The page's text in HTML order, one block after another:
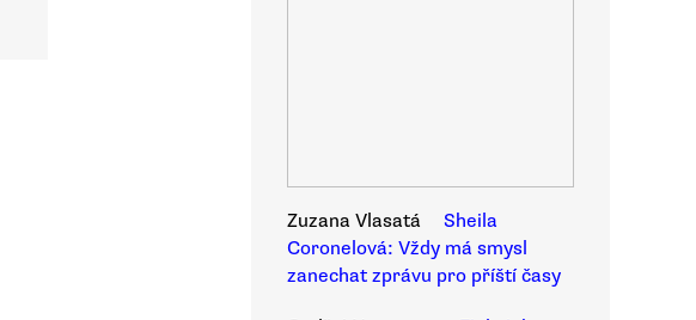
Zuzana Vlasatá
Sheila
Coronelová: Vždy má smysl
zanechat zprávu pro příští časy